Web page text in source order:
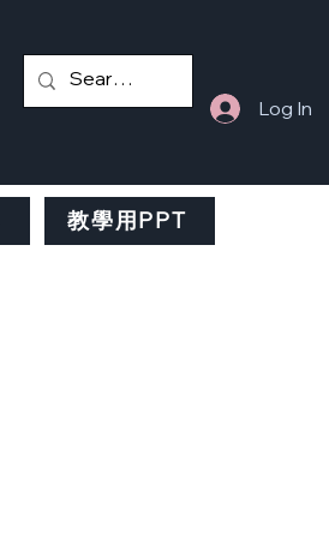
Log In
教學用PPT